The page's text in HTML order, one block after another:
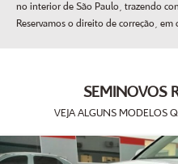
no interior de São Paulo, trazendo
Reservamos o direito de correção,
SEMINOVOS
VEJA ALGUNS MODELOS